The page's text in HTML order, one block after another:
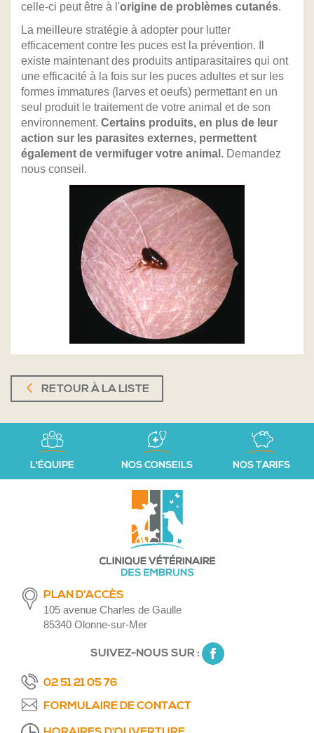
celle-ci peut être à l'origine de problèmes cutanés.
La meilleure stratégie à adopter pour lutter
efficacement contre les puces est la prévention. Il
existe maintenant des produits antiparasitaires qui ont
une efficacité à la fois sur les puces adultes et sur les
formes immatures (larves et oeufs) permettant en un
seul produit le traitement de votre animal et de son
environnement. Certains produits, en plus de leur
action sur les parasites externes, permettent
également de vermifuger votre animal. Demandez
nous conseil.
RETOUR À LA LISTE
L'ÉQUIPE NOS CONSEILS NOS TARIFS
PLAN D'ACCÈS
105 avenue Charles de Gaulle
85340 Olonne-sur-Mer
SUIVEZ-NOUS SUR :
02 51 21 05 76
FORMULAIRE DE CONTACT